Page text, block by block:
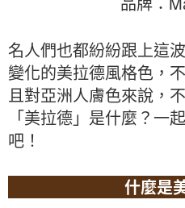
名人們也都紛紛跟上這
變化的美拉德風格色，
且對亞洲人膚色來說，
「美拉德」是什麼？一
吧！
什麼是